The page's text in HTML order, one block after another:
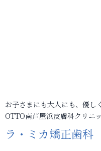
お子さまにも大人にも、優し
OTTO南芦屋浜皮膚科クリニ
ラ・ミカ矯正歯科